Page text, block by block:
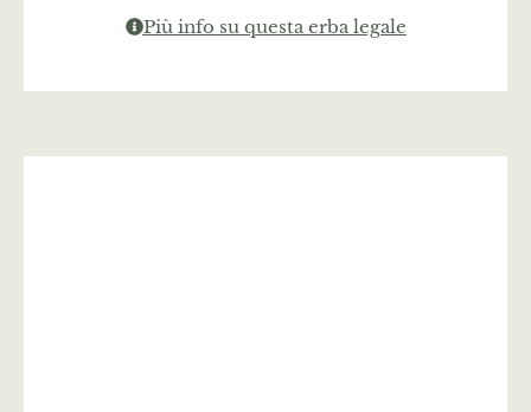
Più info su questa erba legale